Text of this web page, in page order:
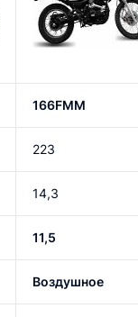
166FMM
223
14,3
11,5
Воздушное